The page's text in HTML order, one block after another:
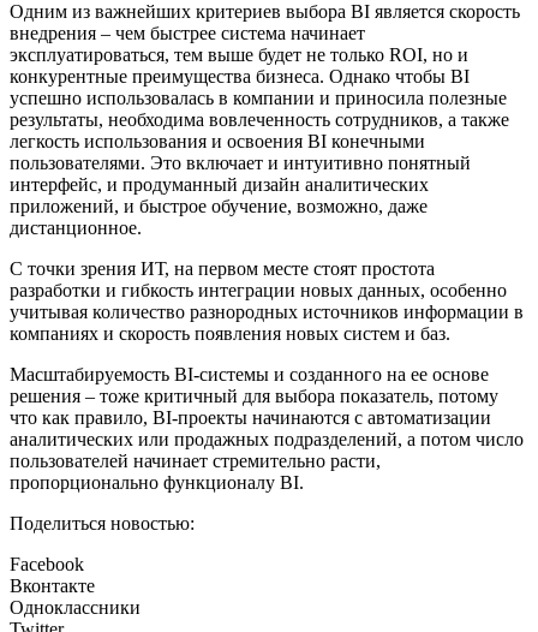
Одним из важнейших критериев выбора BI является скорость
внедрения – чем быстрее система начинает
эксплуатироваться, тем выше будет не только ROI, но и
конкурентные преимущества бизнеса. Однако чтобы BI
успешно использовалась в компании и приносила полезные
результаты, необходима вовлеченность сотрудников, а также
легкость использования и освоения BI конечными
пользователями. Это включает и интуитивно понятный
интерфейс, и продуманный дизайн аналитических
приложений, и быстрое обучение, возможно, даже
дистанционное.
С точки зрения ИТ, на первом месте стоят простота
разработки и гибкость интеграции новых данных, особенно
учитывая количество разнородных источников информации в
компаниях и скорость появления новых систем и баз.
Масштабируемость BI-системы и созданного на ее основе
решения – тоже критичный для выбора показатель, потому
что как правило, BI-проекты начинаются с автоматизации
аналитических или продажных подразделений, а потом число
пользователей начинает стремительно расти,
пропорционально функционалу BI.
Поделиться новостью:
Facebook
Вконтакте
Одноклассники